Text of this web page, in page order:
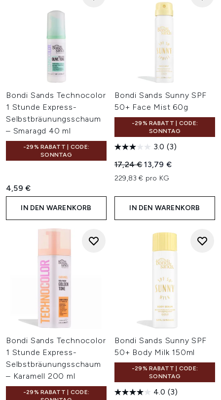
Bondi Sands Technocolor
1 Stunde Express-
Selbstbräunungsschaum
– Smaragd 40 ml
-29% RABATT | CODE:
SONNTAG
4,59 €
IN DEN WARENKORB
Bondi Sands Sunny SPF
50+ Face Mist 60g
-29% RABATT | CODE:
SONNTAG
3.0 (3)
Unverbindliche
17,24 €Aktueller Preis:
13,79 €
229,83 € pro KG
IN DEN WARENKORB
Bondi Sands Technocolor
1 Stunde Express-
Selbstbräunungsschaum
– Karamell 200 ml
-29% RABATT | CODE:
Bondi Sands Sunny SPF
50+ Body Milk 150ml
-29% RABATT | CODE:
SONNTAG
4.0 (3)